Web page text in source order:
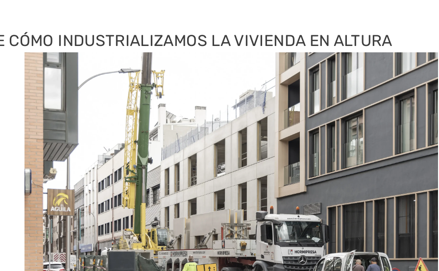
CÓMO INDUSTRIALIZAMOS LA VIVIENDA EN ALTURA